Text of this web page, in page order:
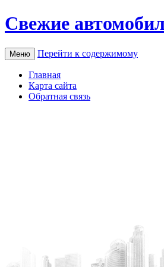
Свежие
Меню Перейти к содержимому
Главная
Карта сайта
Обратная связь